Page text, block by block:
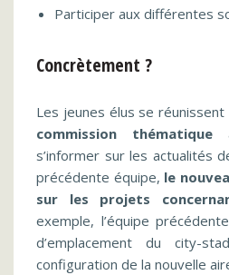
Participer aux différentes
Concrètement ?
Les jeunes élus se réunissent
commission thématique
s’informer sur les actualités
précédente équipe, le
sur les projets
exemple, l’équipe
d’emplacement du city-
configuration de la nouvelle